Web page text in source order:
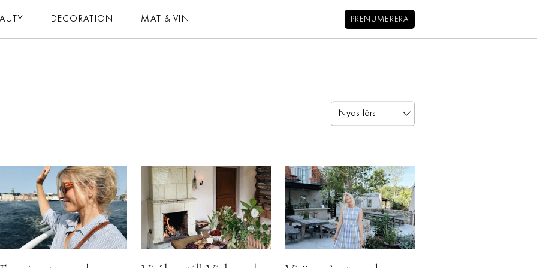
DECORATION MAT & VIN PRENUMERERA
– ALLA RECEPT
ELLE-GALAN
LIFESTYLE
HÄLSA
OM OSS
OM COOKIES
HANTERA PREFERENSER
MENY